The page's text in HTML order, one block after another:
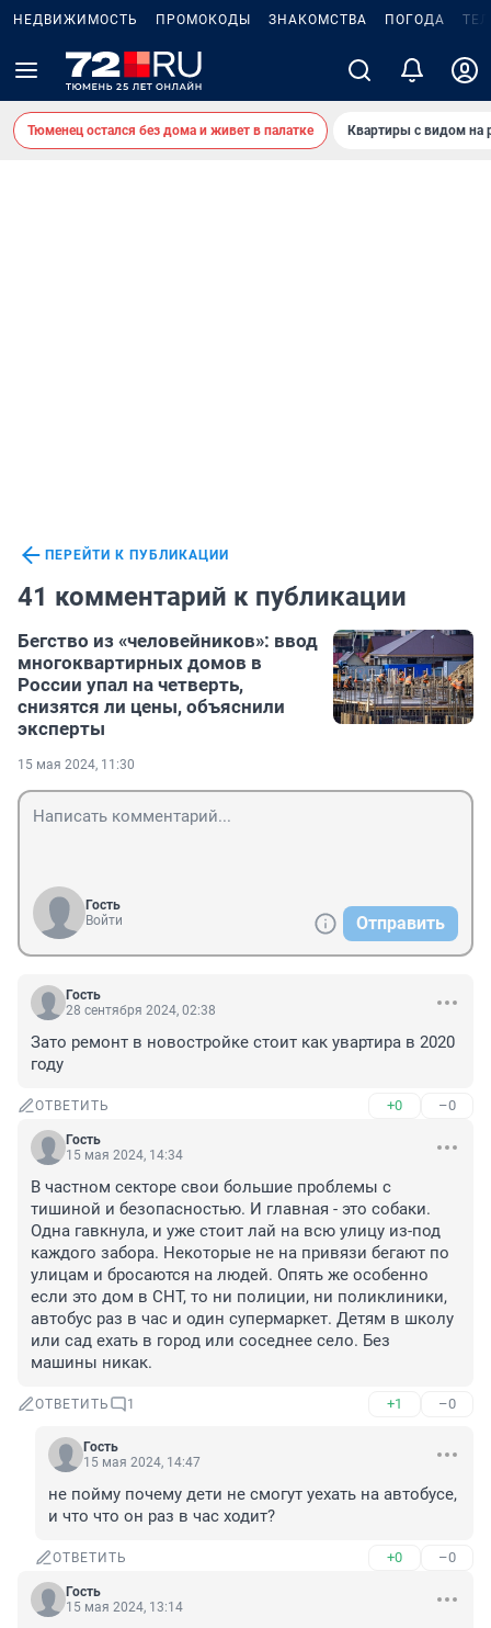
НЕДВИЖИМОСТЬ ПРОМОКОДЫ ЗНАКОМСТВА ПОГОДА
Тюменец остался без дома и живет в палатке Квартиры с видом на
ПЕРЕЙТИ К ПУБЛИКАЦИИ
41 комментарий к публикации
Бегство из «человейников»: ввод
многоквартирных домов в
России упал на четверть,
снизятся ли цены, объяснили
эксперты
15 мая 2024, 11:30
Гость
Войти
Отправить
Гость
28 сентября 2024, 02:38
Зато ремонт в новостройке стоит как увартира в 2020
году
ОТВЕТИТЬ +0 –0
Гость
15 мая 2024, 14:34
В частном секторе свои большие проблемы с
тишиной и безопасностью. И главная - это собаки.
Одна гавкнула, и уже стоит лай на всю улицу из-под
каждого забора. Некоторые не на привязи бегают по
улицам и бросаются на людей. Опять же особенно
если это дом в СНТ, то ни полиции, ни поликлиники,
автобус раз в час и один супермаркет. Детям в школу
или сад ехать в город или соседнее село. Без
машины никак.
ОТВЕТИТЬ 1 +1 –0
Гость
15 мая 2024, 14:47
не пойму почему дети не смогут уехать на автобусе,
и что что он раз в час ходит?
ОТВЕТИТЬ +0 –0
Гость
15 мая 2024, 13:14